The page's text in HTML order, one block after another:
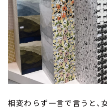
相変わらず一言で言うと、